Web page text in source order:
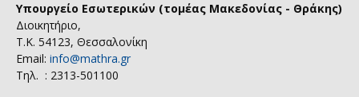
Υπουργείο Εσωτερικών (τομέας Μακεδονίας - Θράκης)
Διοικητήριο,
Τ.Κ. 54123, Θεσσαλονίκη
Email: info@mathra.gr
Τηλ. : 2313-501100